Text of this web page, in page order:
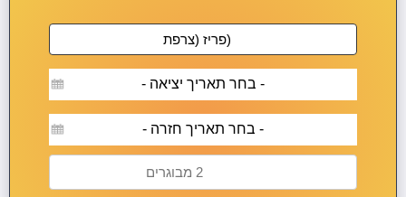
- בחר תאריך יציאה -
- בחר תאריך חזרה -
2 מבוגרים